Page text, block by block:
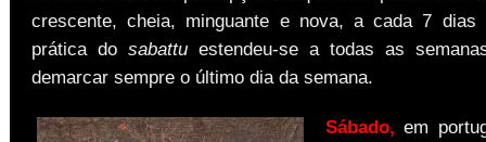
crescente, cheia, minguante e nova, a cada 7 dias
prática do sabattu estendeu-se a todas as
demarcar sempre o último dia da semana.
Sábado,em